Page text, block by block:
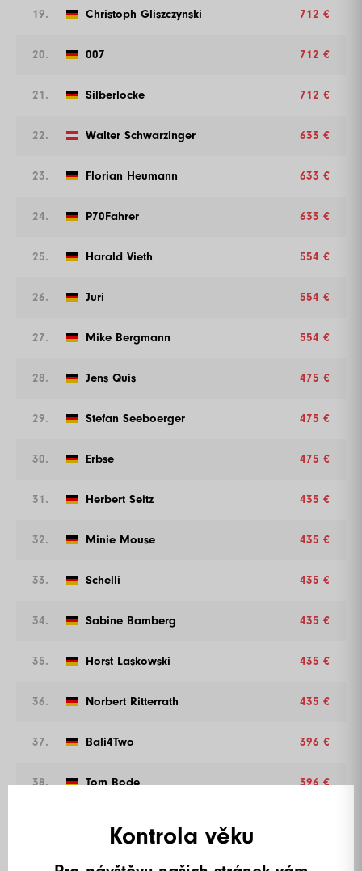
19. Christoph Gliszczynski 712 €
20. 007 712 €
21. Silberlocke 712 €
22. Walter Schwarzinger 633 €
23. Florian Heumann 633 €
24. P70Fahrer 633 €
25. Harald Vieth 554 €
26. Juri 554 €
27. Mike Bergmann 554 €
28. Jens Quis 475 €
29. Stefan Seeboerger 475 €
30. Erbse 475 €
31. Herbert Seitz 435 €
32. Minie Mouse 435 €
33. Schelli 435 €
34. Sabine Bamberg 435 €
35. Horst Laskowski 435 €
36. Norbert Ritterrath 435 €
37. Bali4Two 396 €
38. Tom Bode 396 €
Bela Uhrlau
Kontrola věku